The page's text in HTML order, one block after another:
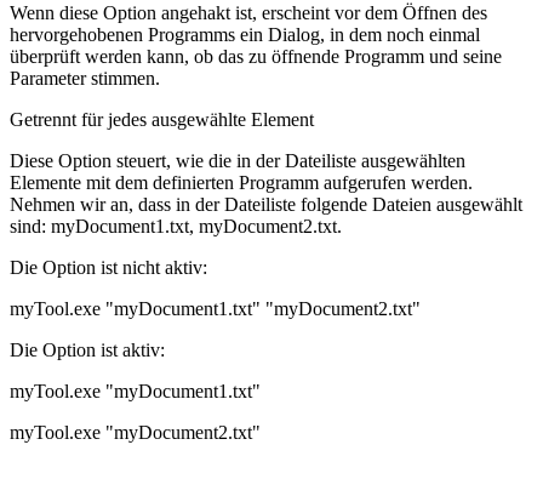
Wenn diese Option angehakt ist, erscheint vor dem Öffnen des
hervorgehobenen Programms ein Dialog, in dem noch einmal
überprüft werden kann, ob das zu öffnende Programm und seine
Parameter stimmen.
Getrennt für jedes ausgewählte Element
Diese Option steuert, wie die in der Dateiliste ausgewählten
Elemente mit dem definierten Programm aufgerufen werden.
Nehmen wir an, dass in der Dateiliste folgende Dateien ausgewählt
sind: myDocument1.txt, myDocument2.txt.
Die Option ist nicht aktiv:
myTool.exe "myDocument1.txt" "myDocument2.txt"
Die Option ist aktiv:
myTool.exe "myDocument1.txt"
myTool.exe "myDocument2.txt"